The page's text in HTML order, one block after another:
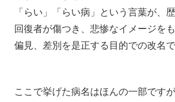
「らい」「らい病」という言葉が、
回復者が傷つき、悲惨なイメージを
偏見、差別を是正する目的での改名で
ここで挙げた病名はほんの一部です